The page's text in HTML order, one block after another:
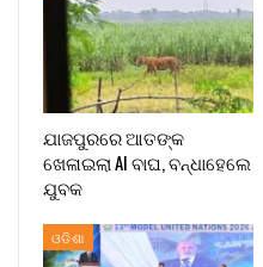
ଯାଜପୁରରେ ଆତଙ୍କ
ଖେଳାଇଲା AI ବାଘ, ବନ୍ଧାହେଲେ
ଯୁବକ
ଓଡିଶା